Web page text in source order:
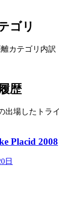
ゴリ
カテゴリ内訳
歴
出場したトラ
Placid 2008
日